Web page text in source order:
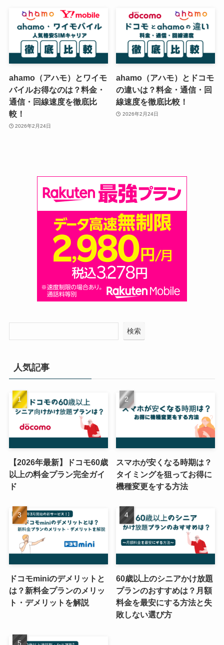
ahamo（アハモ）とワイモ
バイルお得なのは？料金・
通信・回線速度を徹底比
較！
2026年2月24日
ahamo（アハモ）とドコモ
の違いは？料金・通信・回
線速度を徹底比較！
2026年2月24日
検索
人気記事
【2026年最新】ドコモ60歳
以上の料金プラン完全ガイ
ド
スマホが安くなる時期は？
タイミングを狙ってお得に
機種変更をする方法
ドコモminiのデメリットと
は？新料金プランのメリッ
ト・デメリットを解説
60歳以上のシニアかけ放題
プランのおすすめは？月額
料金を最安にする方法と失
敗しない選び方